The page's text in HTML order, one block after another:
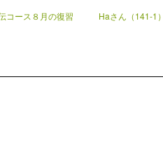
コース８月の復習 Haさん（141-1）